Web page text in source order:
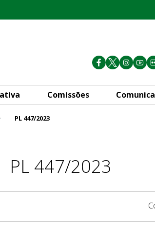
Comissões
PL 447/2023
PL 447/2023